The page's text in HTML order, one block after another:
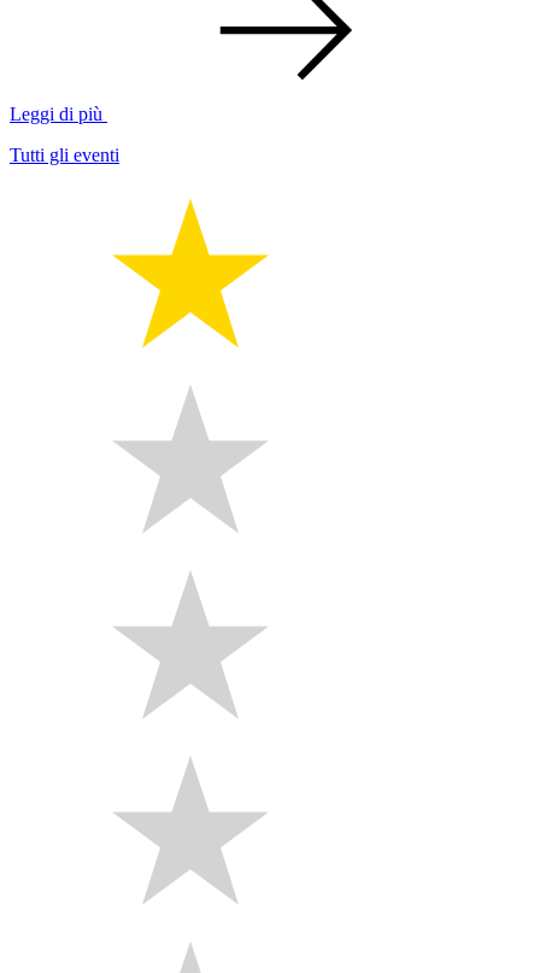
Leggi di più
Tutti gli eventi